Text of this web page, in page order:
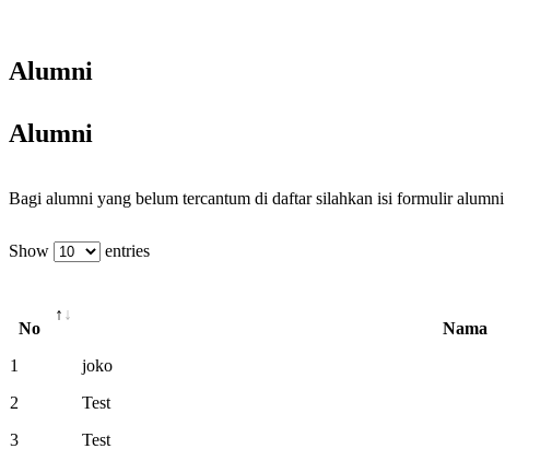
Alumni
Alumni
Bagi alumni yang belum tercantum di daftar silahkan isi formulir alumni
Show
entries
No Nama
1
joko
2
Test
3
Test